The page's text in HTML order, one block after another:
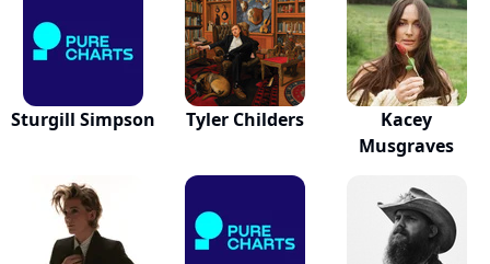
Sturgill Simpson Tyler Childers
Kacey
Musgraves